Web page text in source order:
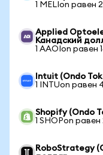
1 MELIon равен
Applied
Канадский
1 AAOIon равен
Intuit (Ondo
1 INTUon равен
Shopify (Ondo
1 SHOPon равен
RoboStrategy